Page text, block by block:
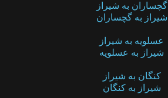
گچساران به شیراز
شیراز به گچساران
عسلویه به شیراز
شیراز به عسلویه
کنگان به شیراز
شیراز به کنگان